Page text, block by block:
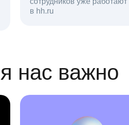
в hh.ru
нас важно